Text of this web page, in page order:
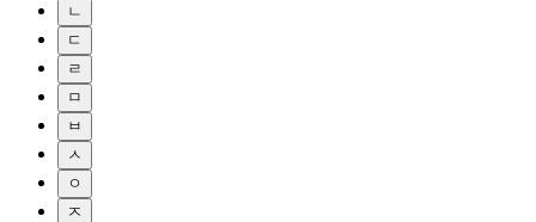
ㄴ
ㄷ
ㄹ
ㅁ
ㅂ
ㅅ
ㅇ
ㅈ